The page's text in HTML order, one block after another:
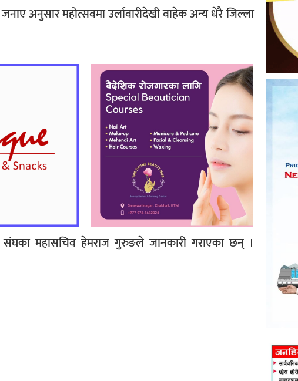
अनुसार महोत्सवमा उर्लावारीदेखी वाहेक अन्य धेरै जिल्ला
संघका महासचिव हेमराज गुरुङले जानकारी गराएका छन् ।